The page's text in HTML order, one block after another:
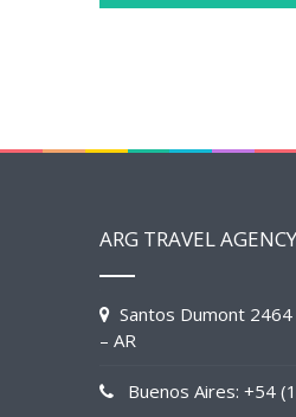
ARG TRAVEL
Santos Dumont 2464
– AR
Buenos Aires: +54